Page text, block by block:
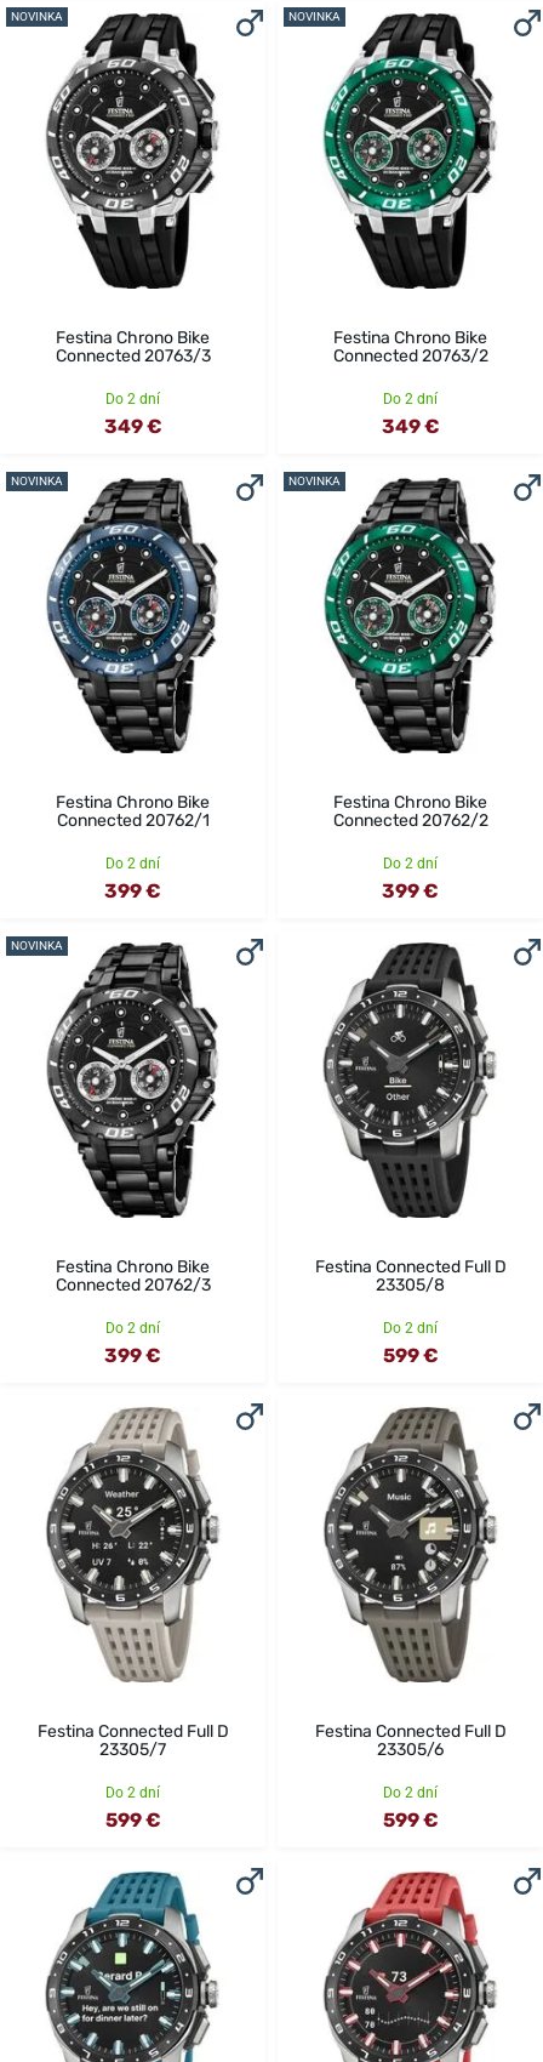
NOVINKA
Festina Chrono Bike
Connected 20763/3
Do 2 dní
349 €
NOVINKA
Festina Chrono Bike
Connected 20763/2
Do 2 dní
349 €
NOVINKA
Festina Chrono Bike
Connected 20762/1
Do 2 dní
399 €
NOVINKA
Festina Chrono Bike
Connected 20762/2
Do 2 dní
399 €
NOVINKA
Festina Chrono Bike
Connected 20762/3
Do 2 dní
399 €
Festina Connected Full D
23305/8
Do 2 dní
599 €
Festina Connected Full D
23305/7
Do 2 dní
599 €
Festina Connected Full D
23305/6
Do 2 dní
599 €